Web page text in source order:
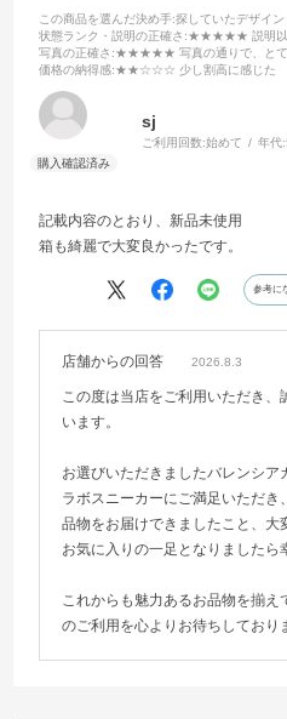
この商品を選んだ決め手:探していたデザイ
状態ランク・説明の正確さ :★★★★★ 説明以
写真の正確さ :★★★★★ 写真の通りで、とて
価格の納得感:★★☆☆☆ 少し割高に感じた
sj
ご利用回数:始めて 年代:
記載内容のとおり、新品未使用
箱も綺麗で大変良かったです。
参考に
店舗からの回答 2026.8.3
この度は当店をご利用いただき、
います。
お選びいただきましたバレンシア
ラボスニーカーにご満足いただき
品物をお届けできましたこと、大
お気に入りの一足となりましたら
これからも魅力あるお品物を揃え
のご利用を心よりお待ちしており